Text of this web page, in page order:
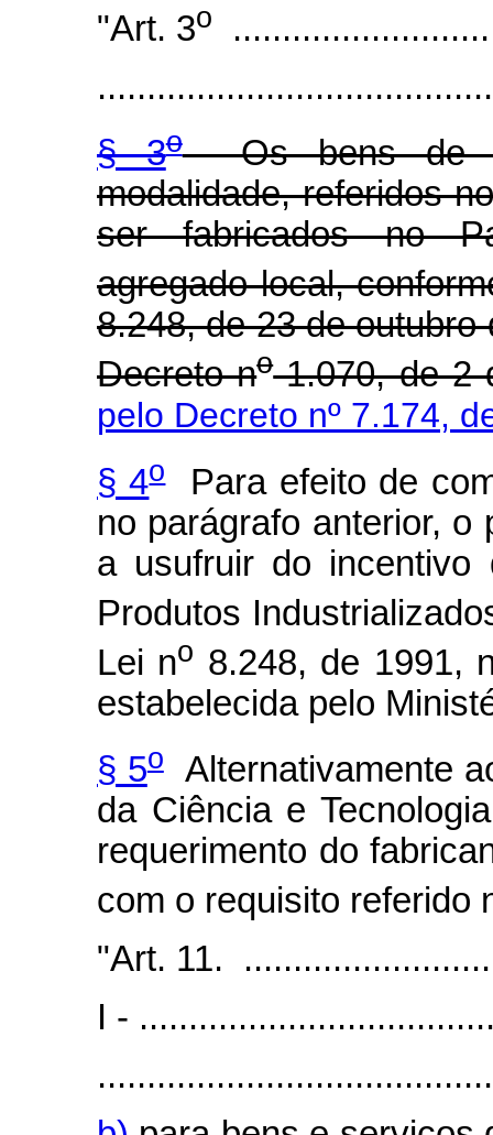
"Art. 3o
§ 3oOs bens de
modalidade, referidos
ser fabricados no
agregado local,
8.248, de 23 de outubro
Decreto no1.070, de 2
pelo Decreto nº 7.174,
§ 4oPara efeito de
no parágrafo anterior, o
a usufruir do incentivo
Produtos
Lei no 8.248, de 1991,
estabelecida pelo
§ 5oAlternativamente
da Ciência e
requerimento do
com o requisito referido
"Art. 11.
I -